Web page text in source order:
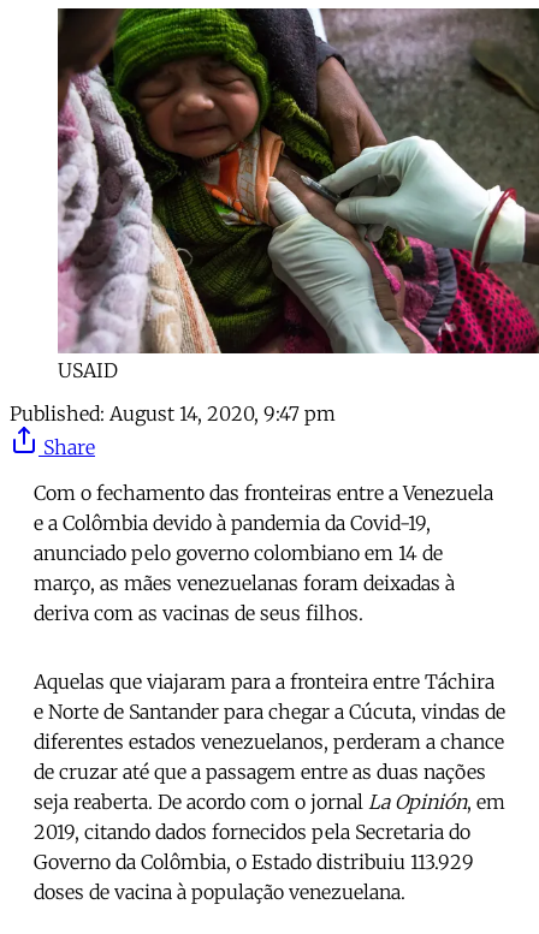
USAID
Published: August 14, 2020, 9:47 pm
Share
Com o fechamento das fronteiras entre a Venezuela
e a Colômbia devido à pandemia da Covid-19,
anunciado pelo governo colombiano em 14 de
março, as mães venezuelanas foram deixadas à
deriva com as vacinas de seus filhos.
Aquelas que viajaram para a fronteira entre Táchira
e Norte de Santander para chegar a Cúcuta, vindas de
diferentes estados venezuelanos, perderam a chance
de cruzar até que a passagem entre as duas nações
seja reaberta. De acordo com o jornal La Opinión, em
2019, citando dados fornecidos pela Secretaria do
Governo da Colômbia, o Estado distribuiu 113.929
doses de vacina à população venezuelana.